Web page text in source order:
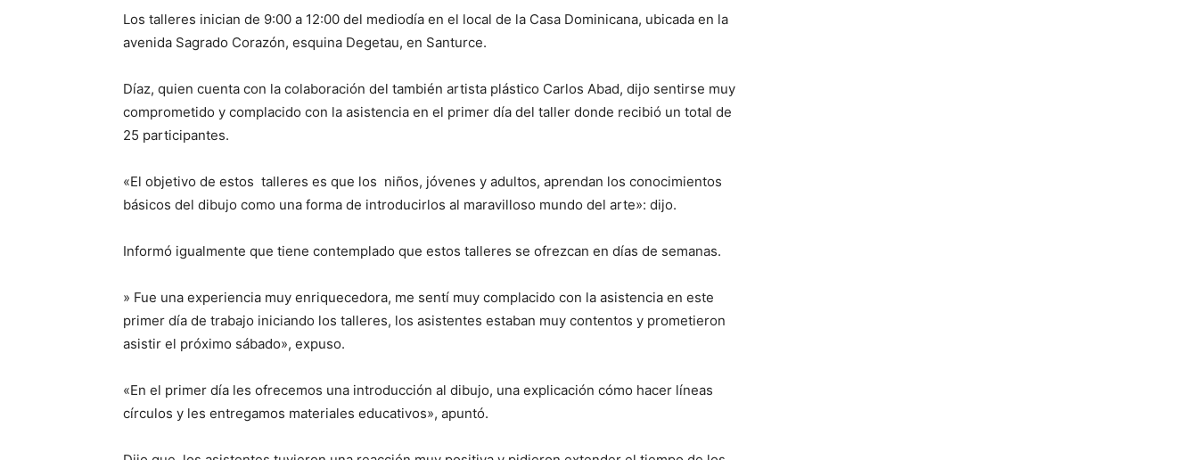
Los talleres inician de 9:00 a 12:00 del mediodía en el local de la Casa Dominicana, ubicada en la
avenida Sagrado Corazón, esquina Degetau, en Santurce.
Díaz, quien cuenta con la colaboración del también artista plástico Carlos Abad, dijo sentirse muy
comprometido y complacido con la asistencia en el primer día del taller donde recibió un total de
25 participantes.
«El objetivo de estos talleres es que los niños, jóvenes y adultos, aprendan los conocimientos
básicos del dibujo como una forma de introducirlos al maravilloso mundo del arte»: dijo.
Informó igualmente que tiene contemplado que estos talleres se ofrezcan en días de semanas.
» Fue una experiencia muy enriquecedora, me sentí muy complacido con la asistencia en este
primer día de trabajo iniciando los talleres, los asistentes estaban muy contentos y prometieron
asistir el próximo sábado», expuso.
«En el primer día les ofrecemos una introducción al dibujo, una explicación cómo hacer líneas
círculos y les entregamos materiales educativos», apuntó.